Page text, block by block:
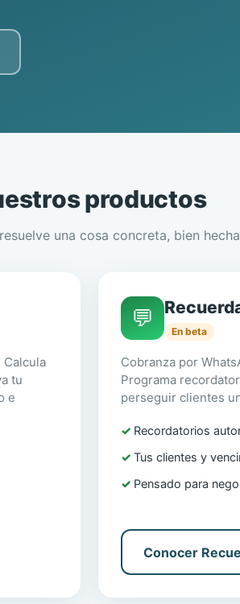
productos
una cosa concreta, bien
Calcula
tu
e
💬 En beta
Cobranza por
Programa
perseguir clientes
Recordatorios
Tus clientes y
Pensado para
Conocer